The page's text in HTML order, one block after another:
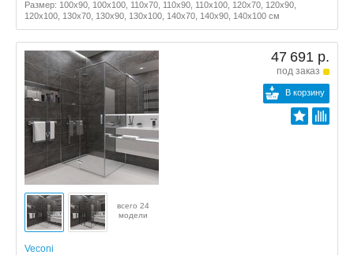
Размер: 100x90, 100x100, 110x70, 110x90, 110x100, 120x70, 120x90,
120x100, 130x70, 130x90, 130x100, 140x70, 140x90, 140x100 см
47 691 р.
под заказ
В корзину
всего 24
модели
Veconi